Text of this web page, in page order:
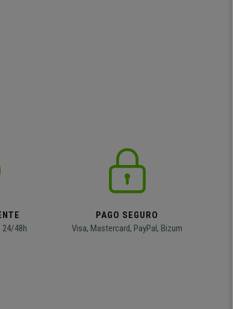
24/48h
PAGO SEGURO
Visa, Mastercard, PayPal, Bizum